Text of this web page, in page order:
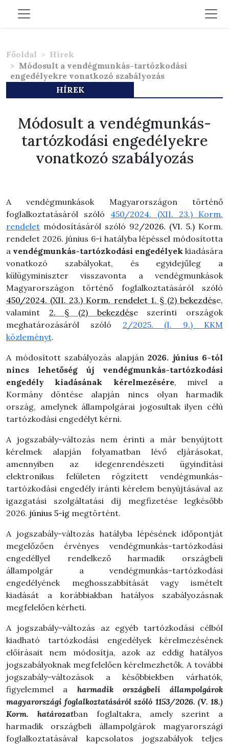
Főoldal
Hírek
Módosult a vendégmunkás-tartózkodási
engedélyekre vonatkozó szabályozás
HÍREK
Módosult a vendégmunkás-
tartózkodási engedélyekre
vonatkozó szabályozás
A vendégmunkások Magyarországon történő
foglalkoztatásáról szóló 450/2024. (XII. 23.) Korm.
rendelet módosításáról szóló 92/2026. (VI. 5.) Korm.
rendelet 2026. június 6-i hatályba lépéssel módosította
a vendégmunkás-tartózkodási engedélyek kiadására
vonatkozó szabályokat, és egyidejűleg a
külügyminiszter visszavonta a vendégmunkások
Magyarországon történő foglalkoztatásáról szóló
450/2024. (XII. 23.) Korm. rendelet 1. § (2) bekezdése,
valamint 2. § (2) bekezdése szerinti országok
meghatározásáról szóló 2/2025. (I. 9.) KKM
közleményt.
A módosított szabályozás alapján 2026. június 6-tól
nincs lehetőség új vendégmunkás-tartózkodási
engedély kiadásának kérelmezésére, mivel a
Kormány döntése alapján nincs olyan harmadik
ország, amelynek állampolgárai jogosultak ilyen célú
tartózkodási engedélyt kérni.
A jogszabály-változás nem érinti a már benyújtott
kérelmek alapján folyamatban lévő eljárásokat,
amennyiben az idegenrendészeti ügyindítási
elektronikus felületen rögzített vendégmunkás-
tartózkodási engedély iránti kérelem benyújtásával az
igazgatási szolgáltatási díj megfizetése legkésőbb
2026. június 5-ig megtörtént.
A jogszabály-változás hatályba lépésének időpontját
megelőzően érvényes vendégmunkás-tartózkodási
engedéllyel rendelkező harmadik országbeli
állampolgár a vendégmunkás-tartózkodási
engedélyének meghosszabbítását vagy ismételt
kiadását a korábbiakban hatályos szabályozásnak
megfelelően kérheti.
A jogszabály-változás az egyéb tartózkodási célból
kiadható tartózkodási engedélyek kérelmezésének
előírásait nem módosítja, azok az eddig hatályos
jogszabályoknak megfelelően kérelmezhetők. A további
jogszabály-változások a későbbiekben várhatók,
figyelemmel a harmadik országbeli állampolgárok
magyarországi foglalkoztatásáról szóló 1153/2026. (V. 18.)
Korm. határozatban foglaltakra, amely szerint a
harmadik országbeli állampolgárok magyarországi
foglalkoztatásával kapcsolatos jogszabályok teljes